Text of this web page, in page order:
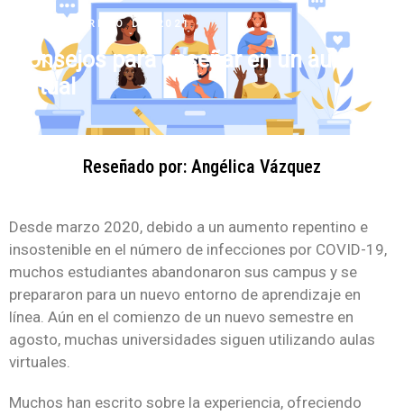
10 DE FEBRERO DE 2021
Consejos para enseñar en un aula
virtual
Reseñado por: Angélica Vázquez
Desde marzo 2020, debido a un aumento repentino e
insostenible en el número de infecciones por COVID-19,
muchos estudiantes abandonaron sus campus y se
prepararon para un nuevo entorno de aprendizaje en
línea. Aún en el comienzo de un nuevo semestre en
agosto, muchas universidades siguen utilizando aulas
virtuales.
Muchos han escrito sobre la experiencia, ofreciendo